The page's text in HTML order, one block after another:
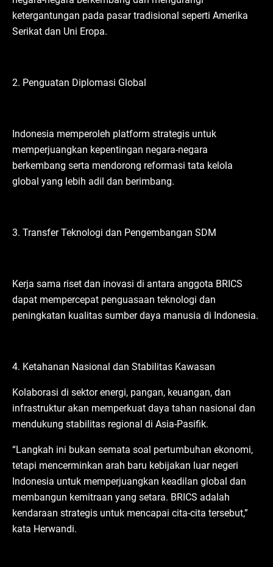
ketergantungan pada pasar tradisional seperti Amerika
Serikat dan Uni Eropa.
2. Penguatan Diplomasi Global
Indonesia memperoleh platform strategis untuk
memperjuangkan kepentingan negara-negara
berkembang serta mendorong reformasi tata kelola
global yang lebih adil dan berimbang.
3. Transfer Teknologi dan Pengembangan SDM
Kerja sama riset dan inovasi di antara anggota BRICS
dapat mempercepat penguasaan teknologi dan
peningkatan kualitas sumber daya manusia di Indonesia.
4. Ketahanan Nasional dan Stabilitas Kawasan
Kolaborasi di sektor energi, pangan, keuangan, dan
infrastruktur akan memperkuat daya tahan nasional dan
mendukung stabilitas regional di Asia-Pasifik.
“Langkah ini bukan semata soal pertumbuhan ekonomi,
tetapi mencerminkan arah baru kebijakan luar negeri
Indonesia untuk memperjuangkan keadilan global dan
membangun kemitraan yang setara. BRICS adalah
kendaraan strategis untuk mencapai cita-cita tersebut,”
kata Herwandi.